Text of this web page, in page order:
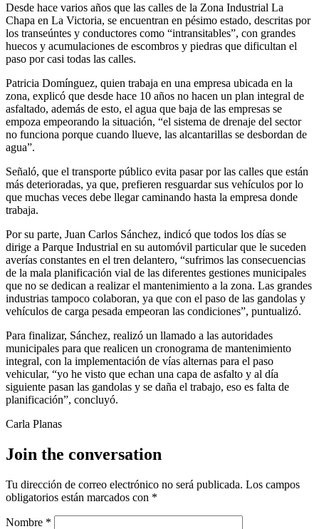
Desde hace varios años que las calles de la Zona Industrial La
Chapa en La Victoria, se encuentran en pésimo estado, descritas por
los transeúntes y conductores como “intransitables”, con grandes
huecos y acumulaciones de escombros y piedras que dificultan el
paso por casi todas las calles.
Patricia Domínguez, quien trabaja en una empresa ubicada en la
zona, explicó que desde hace 10 años no hacen un plan integral de
asfaltado, además de esto, el agua que baja de las empresas se
empoza empeorando la situación, “el sistema de drenaje del sector
no funciona porque cuando llueve, las alcantarillas se desbordan de
agua”.
Señaló, que el transporte público evita pasar por las calles que están
más deterioradas, ya que, prefieren resguardar sus vehículos por lo
que muchas veces debe llegar caminando hasta la empresa donde
trabaja.
Por su parte, Juan Carlos Sánchez, indicó que todos los días se
dirige a Parque Industrial en su automóvil particular que le suceden
averías constantes en el tren delantero, “sufrimos las consecuencias
de la mala planificación vial de las diferentes gestiones municipales
que no se dedican a realizar el mantenimiento a la zona. Las grandes
industrias tampoco colaboran, ya que con el paso de las gandolas y
vehículos de carga pesada empeoran las condiciones”, puntualizó.
Para finalizar, Sánchez, realizó un llamado a las autoridades
municipales para que realicen un cronograma de mantenimiento
integral, con la implementación de vías alternas para el paso
vehicular, “yo he visto que echan una capa de asfalto y al día
siguiente pasan las gandolas y se daña el trabajo, eso es falta de
planificación”, concluyó.
Carla Planas
Join the conversation
Tu dirección de correo electrónico no será publicada. Los campos
obligatorios están marcados con *
Nombre *